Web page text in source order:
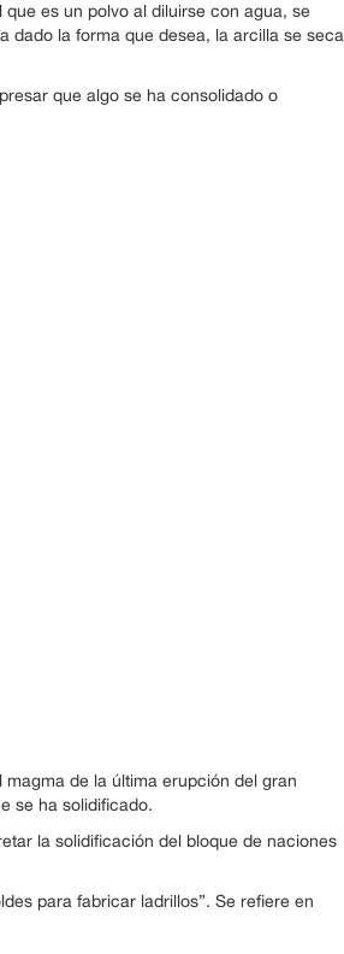
es un polvo al diluirse con agua, se
dado la forma que desea, la arcilla se seca
que algo se ha consolidado o
de la última erupción del gran
se ha solidificado.
la solidificación del bloque de naciones
para fabricar ladrillos”. Se refiere en